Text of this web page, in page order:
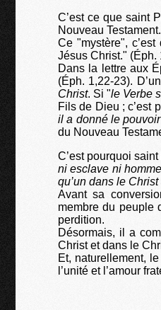
C’est ce que saint
Nouveau Testament.
Ce "mystère",
Jésus Christ." (Éph.
Dans la lettre aux
(Éph. 1,22-23).
Christ. Si "le Verbe
Fils de Dieu ; c’est
il a donné le
du Nouveau
C’est pourquoi
ni esclave ni
qu’un dans le
Avant sa
membre du peuple
perdition.
Désormais, il a
Christ et dans le
Et, naturellement,
l’unité et l’amour